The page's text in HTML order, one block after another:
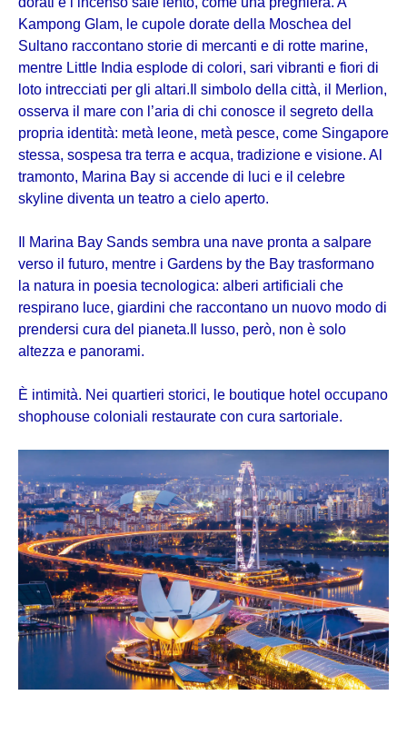
Kampong Glam, le cupole dorate della Moschea del
Sultano raccontano storie di mercanti e di rotte marine,
mentre Little India esplode di colori, sari vibranti e fiori di
loto intrecciati per gli altari.Il simbolo della città, il Merlion,
osserva il mare con l’aria di chi conosce il segreto della
propria identità: metà leone, metà pesce, come Singapore
stessa, sospesa tra terra e acqua, tradizione e visione. Al
tramonto, Marina Bay si accende di luci e il celebre
skyline diventa un teatro a cielo aperto.
Il Marina Bay Sands sembra una nave pronta a salpare
verso il futuro, mentre i Gardens by the Bay trasformano
la natura in poesia tecnologica: alberi artificiali che
respirano luce, giardini che raccontano un nuovo modo di
prendersi cura del pianeta.Il lusso, però, non è solo
altezza e panorami.
È intimità. Nei quartieri storici, le boutique hotel occupano
shophouse coloniali restaurate con cura sartoriale.